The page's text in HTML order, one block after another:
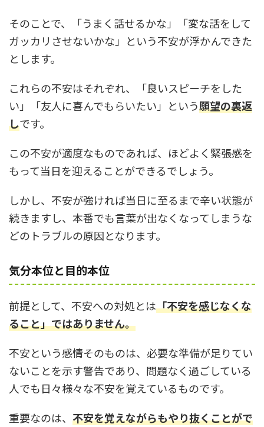
そのことで、「うまく話せるかな」「変な話をして
ガッカリさせないかな」という不安が浮かんできた
とします。
これらの不安はそれぞれ、「良いスピーチをした
い」「友人に喜んでもらいたい」という願望の裏返
しです。
この不安が適度なものであれば、ほどよく緊張感を
もって当日を迎えることができるでしょう。
しかし、不安が強ければ当日に至るまで辛い状態が
続きますし、本番でも言葉が出なくなってしまうな
どのトラブルの原因となります。
気分本位と目的本位
前提として、不安への対処とは「不安を感じなくな
ること」ではありません。
不安という感情そのものは、必要な準備が足りてい
ないことを示す警告であり、問題なく過ごしている
人でも日々様々な不安を覚えているものです。
重要なのは、 不安を覚えながらもやり抜くことがで